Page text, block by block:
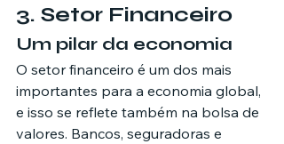
3. Setor Financeiro
Um pilar da economia
O setor financeiro é um dos mais
importantes para a economia global,
e isso se reflete também na bolsa de
valores. Bancos, seguradoras e